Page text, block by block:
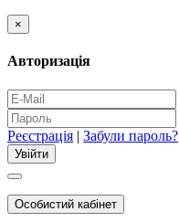
×
Авторизація
Реєстрація | Забули пароль?
Особистий кабінет